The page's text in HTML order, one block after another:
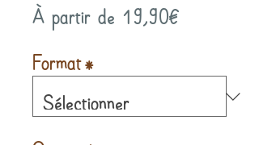
À partir de 19,90€Prix
Format
Quantité